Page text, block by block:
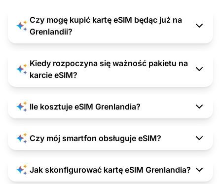
Czy mogę kupić kartę eSIM będąc już na
Grenlandii?
Kiedy rozpoczyna się ważność pakietu na
karcie eSIM?
Ile kosztuje eSIM Grenlandia?
Czy mój smartfon obsługuje eSIM?
Jak skonfigurować kartę eSIM Grenlandia?